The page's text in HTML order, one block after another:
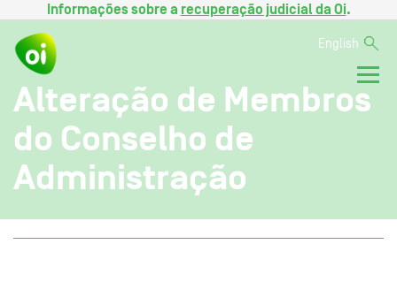
Informações sobre a recuperação judicial da Oi.
English
Alteração de Membros
do Conselho de
Administração